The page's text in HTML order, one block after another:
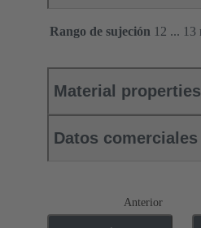
Rango de sujeción 12 ... 13
Material properties
Datos comerciales
Anterior